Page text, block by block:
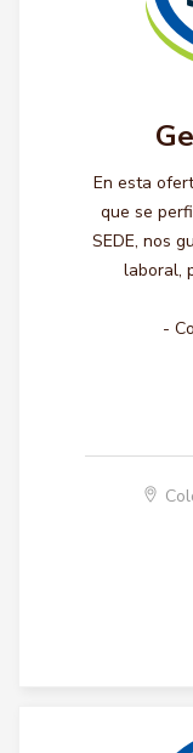
En esta
que se
SEDE, nos
laboral,
-